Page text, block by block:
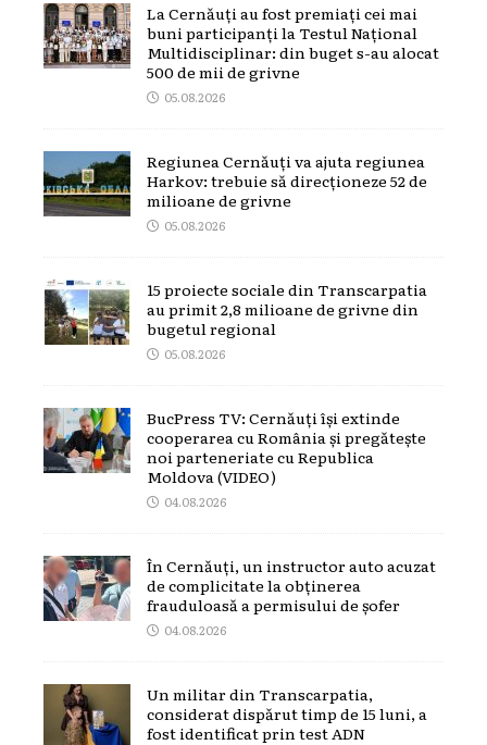
La Cernăuți au fost premiați cei mai
buni participanți la Testul Național
Multidisciplinar: din buget s-au alocat
500 de mii de grivne
05.08.2026
Regiunea Cernăuți va ajuta regiunea
Harkov: trebuie să direcționeze 52 de
milioane de grivne
05.08.2026
15 proiecte sociale din Transcarpatia
au primit 2,8 milioane de grivne din
bugetul regional
05.08.2026
BucPress TV: Cernăuți își extinde
cooperarea cu România și pregătește
noi parteneriate cu Republica
Moldova (VIDEO)
04.08.2026
În Cernăuți, un instructor auto acuzat
de complicitate la obținerea
frauduloasă a permisului de șofer
04.08.2026
Un militar din Transcarpatia,
considerat dispărut timp de 15 luni, a
fost identificat prin test ADN